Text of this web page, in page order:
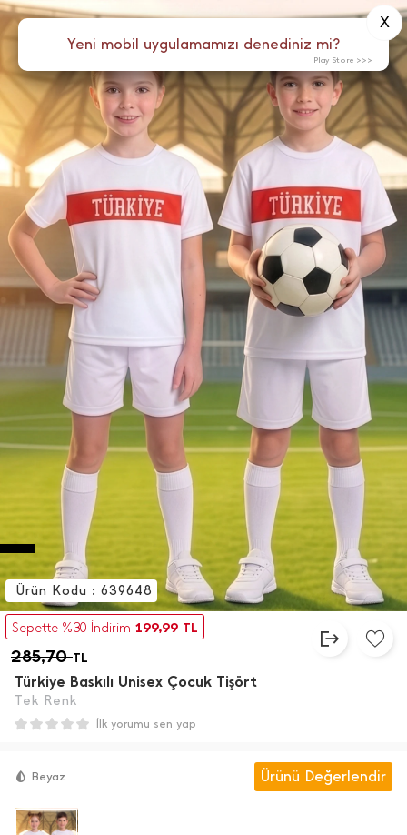
Menü
Sepette %30 İndirim 199,99 TL
285,70TL
Türkiye Baskılı Unisex Çocuk Tişört
Tek Renk
Ürün Kodu : 639648
İlk yorumu sen yap
Beyaz Ürünü Değerlendir
Yeni mobil uygulamamızı denediniz mi?
X
Play Store >>>